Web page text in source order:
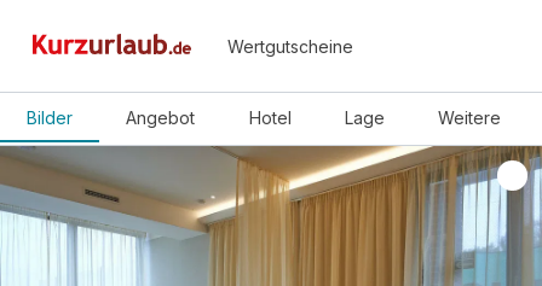
Wertgutscheine
Bilder Angebot Hotel Lage Weitere